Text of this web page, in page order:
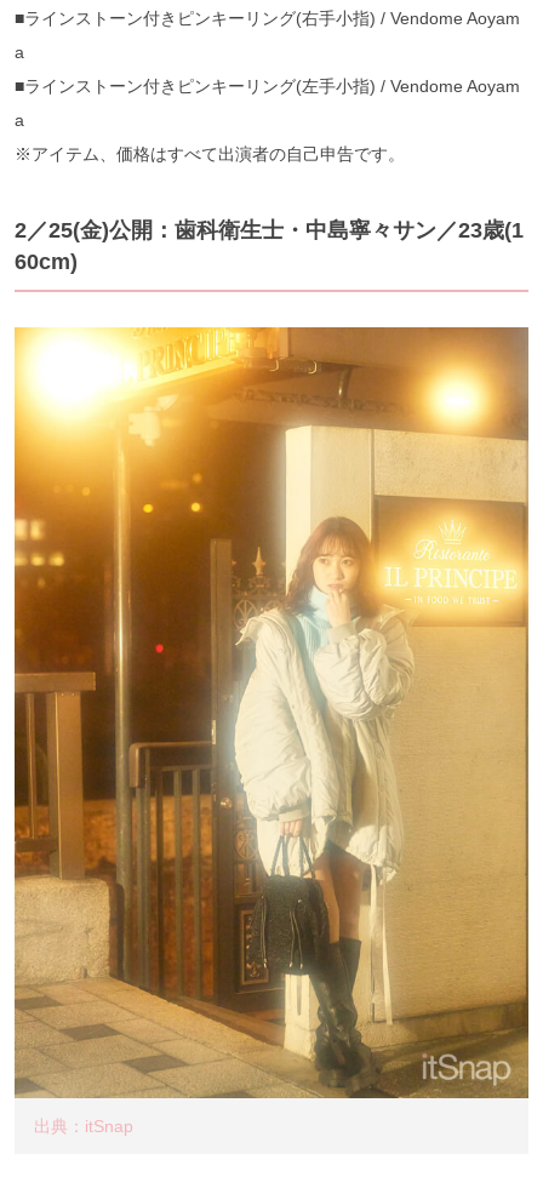
■ラインストーン付きピンキーリング(右手小指) / Vendome Aoyam
a
■ラインストーン付きピンキーリング(左手小指) / Vendome Aoyam
a
※アイテム、価格はすべて出演者の自己申告です。
2／25(金)公開：歯科衛生士・中島寧々サン／23歳(1
60cm)
出典：itSnap